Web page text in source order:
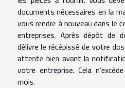
documents nécessaires en la
vous rendre à nouveau dans le
entreprises. Après dépôt de
délivre le récépissé de votre
attente bien avant la
votre entreprise. Cela
mois.